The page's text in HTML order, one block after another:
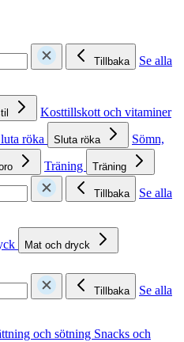
Tillbaka
Se alla
Kosttillskott och vitaminer
röka Sluta röka
Sömn,
Träning Träning
Tillbaka
Se alla
Mat och dryck
Tillbaka
Se alla
och sötning Snacks och